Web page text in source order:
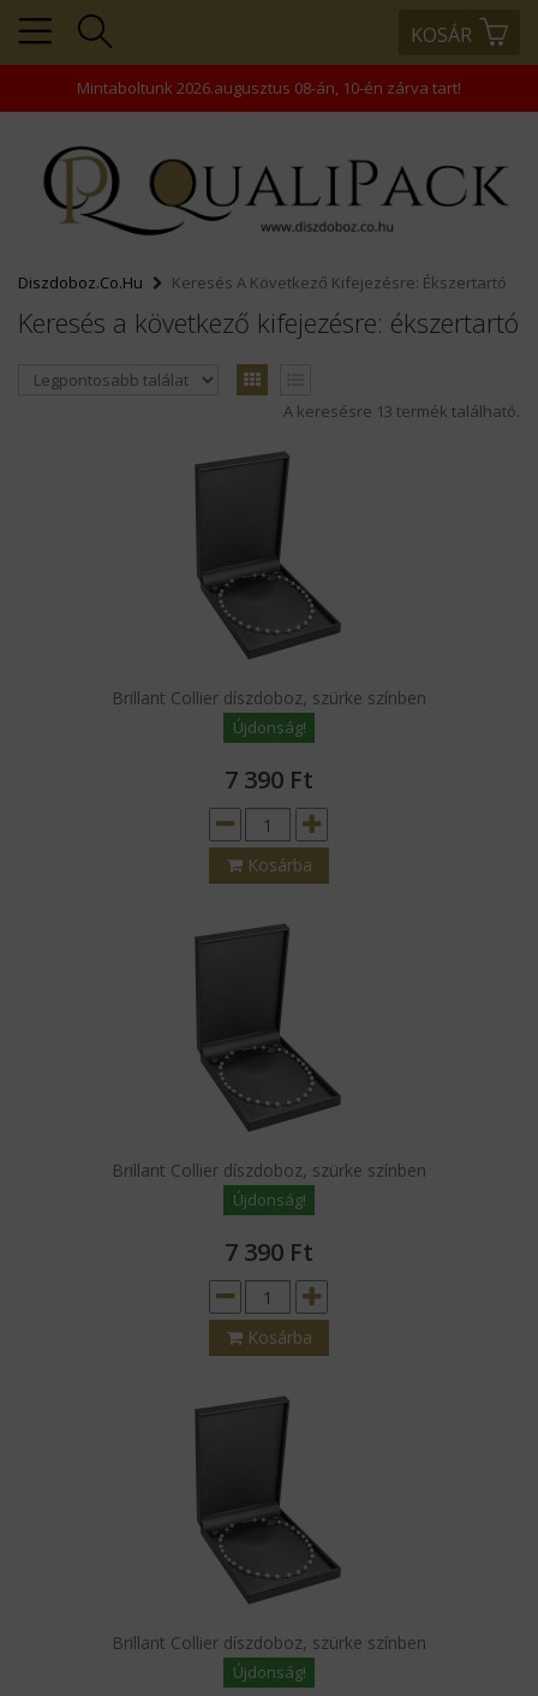
Mintaboltunk 2026.augusztus 08-án, 10-én zárva tart!
KOSÁR
+36203343866
+36203458445
+36202463938
rendeles@comptech-
Diszdoboz.co.hu Keresés A Következő Kifejezésre: Ékszertartó
Keresés a következő kifejezésre: ékszertartó
A keresésre 13 termék található.
Brillant Collier díszdoboz, szürke színben
Újdonság!
7 390 Ft
Kosárba
Brillant Collier díszdoboz, szürke színben
Újdonság!
7 390 Ft
Kosárba
Brillant Collier díszdoboz, szürke színben
Újdonság!